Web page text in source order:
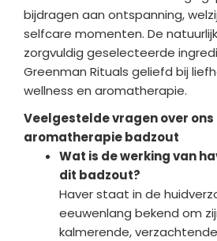
bijdragen aan ontspanning,
selfcare momenten. De
zorgvuldig geselecteerde
Greenman Rituals geliefd bij
wellness en aromatherapie.
Veelgestelde vragen over ons
aromatherapie badzout
Wat is de werking van
dit badzout?
Haver staat in de
eeuwenlang bekend om
kalmerende,